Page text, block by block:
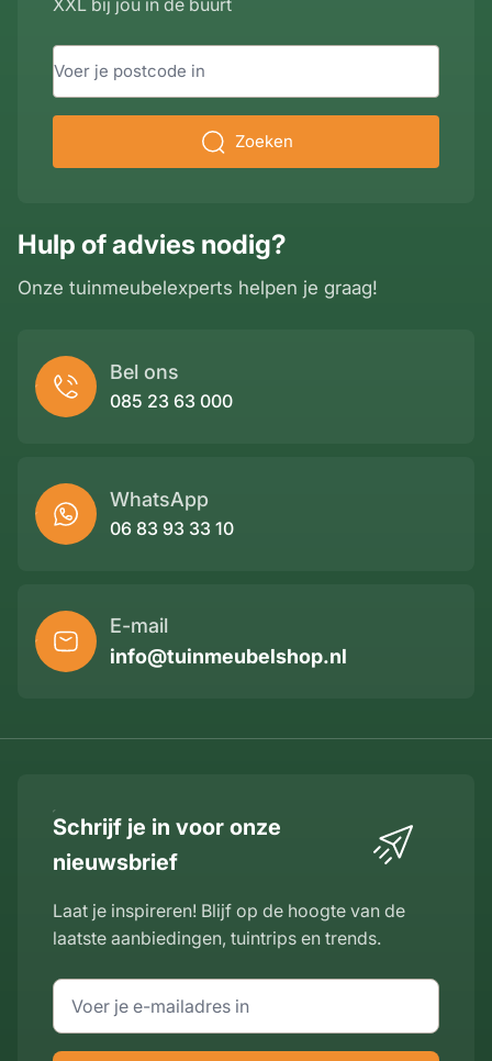
Hulp of advies nodig?
Onze tuinmeubelexperts helpen je graag!
Bel ons
085 23 63 000
WhatsApp
06 83 93 33 10
E-mail
info@tuinmeubelshop.nl
Zoeken
Schrijf je in voor onze
nieuwsbrief
Laat je inspireren! Blijf op de hoogte van de
laatste aanbiedingen, tuintrips en trends.
E-mailadres